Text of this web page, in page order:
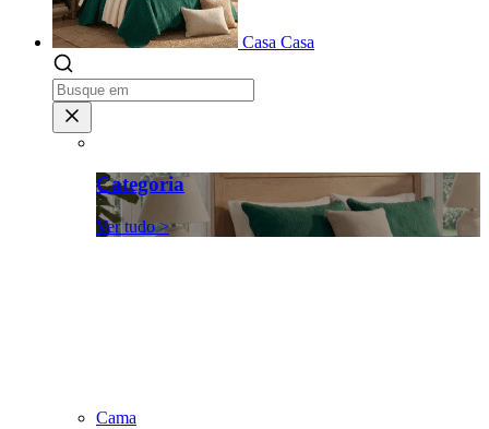
Casa Casa
Categoria
Ver tudo >
Cama